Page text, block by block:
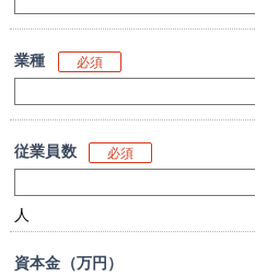
業種 必須
従業員数 必須
人
資本金（万円）